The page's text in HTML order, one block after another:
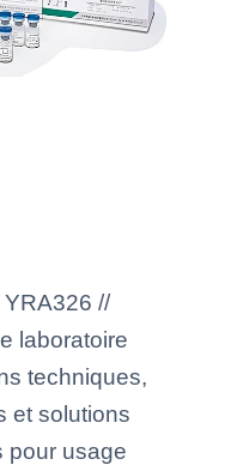
//
laboratoire
techniques,
et solutions
pour usage